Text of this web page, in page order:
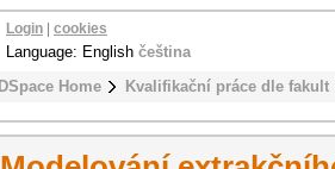
DSpace Home Kvalifikační práce dle fakult
Login cookies
Language: English čeština